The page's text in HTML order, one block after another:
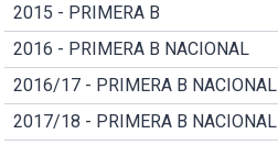
2015 - PRIMERA B
2016 - PRIMERA B NACIONAL
2016/17 - PRIMERA B NACIONAL
2017/18 - PRIMERA B NACIONAL